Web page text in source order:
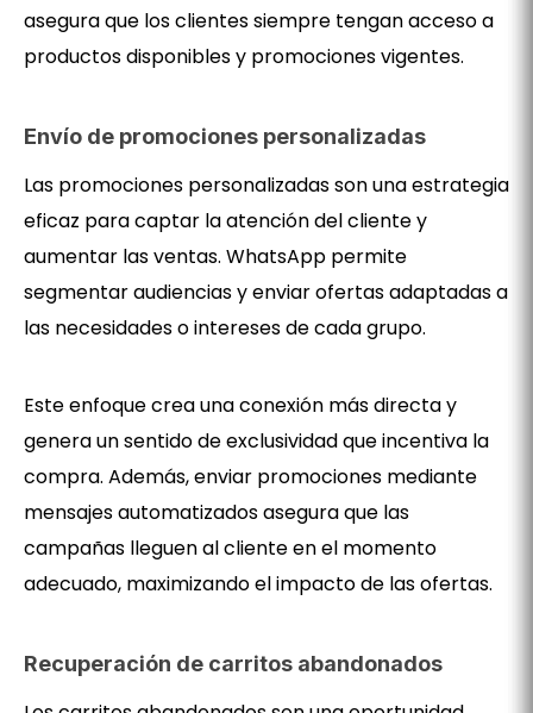
asegura que los clientes siempre tengan acceso a
productos disponibles y promociones vigentes.
Envío de promociones personalizadas
Las promociones personalizadas son una estrategia
eficaz para captar la atención del cliente y
aumentar las ventas. WhatsApp permite
segmentar audiencias y enviar ofertas adaptadas a
las necesidades o intereses de cada grupo.
Este enfoque crea una conexión más directa y
genera un sentido de exclusividad que incentiva la
compra. Además, enviar promociones mediante
mensajes automatizados asegura que las
campañas lleguen al cliente en el momento
adecuado, maximizando el impacto de las ofertas.
Recuperación de carritos abandonados